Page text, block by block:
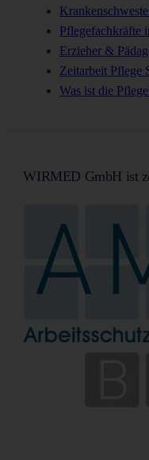
Pflegefachkräfte
Erzieher &
Zeitarbeit Pflege
Was ist die
WIRMED GmbH ist